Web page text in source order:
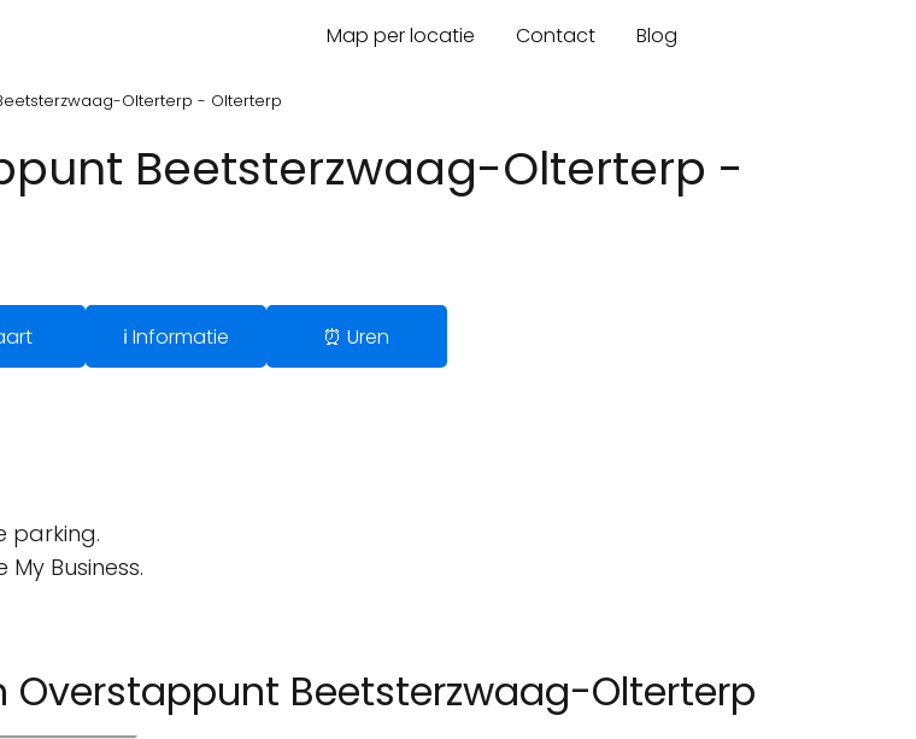
Map per locatie Contact Blog
Olterterp - Olterterp
Beetsterzwaag-Olterterp -
ℹ️ Informatie ⏰ Uren
parking.
Business.
Overstappunt Beetsterzwaag-Olterterp